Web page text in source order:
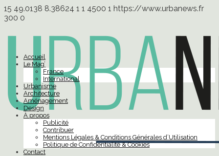
15 49.0138 8.38624 1 1 4500 1 https://www.urbanews.fr
300 0
Accueil
Le Mag’
France
International
Urbanisme
Architecture
Aménagement
Design
À propos
Publicité
Contribuer
Mentions Légales & Conditions Générales d’Utilisation
Politique de Confidentialité & Cookies
Contact